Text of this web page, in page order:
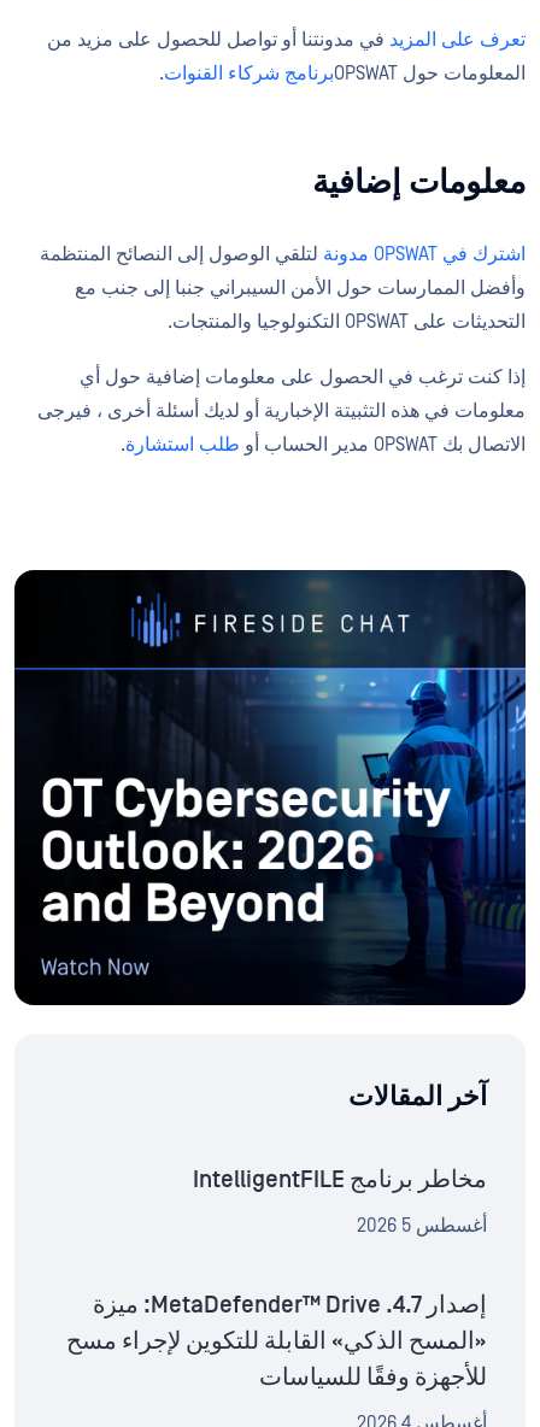
تعرف على المزيد في مدونتنا أو تواصل للحصول على مزيد من
المعلومات حول OPSWAT
برنامج شركاء القنوات.
معلومات إضافية
اشترك في OPSWAT مدونة
لتلقي الوصول إلى النصائح المنتظمة
وأفضل الممارسات حول الأمن السيبراني جنبا إلى جنب مع
التحديثات على OPSWAT التكنولوجيا والمنتجات.
إذا كنت ترغب في الحصول على معلومات إضافية حول أي
معلومات في هذه التثبيتة الإخبارية أو لديك أسئلة أخرى ، فيرجى
الاتصال بك OPSWAT مدير الحساب أو
طلب استشارة.
آخر المقالات
مخاطر برنامج IntelligentFILE
أغسطس 5 2026
إصدار MetaDefender™ Drive .4.7: ميزة
«المسح الذكي» القابلة للتكوين لإجراء مسح
للأجهزة وفقًا للسياسات